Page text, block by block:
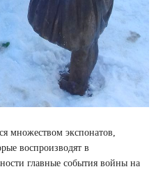
множеством экспонатов,
воспроизводят в
главные события войны на